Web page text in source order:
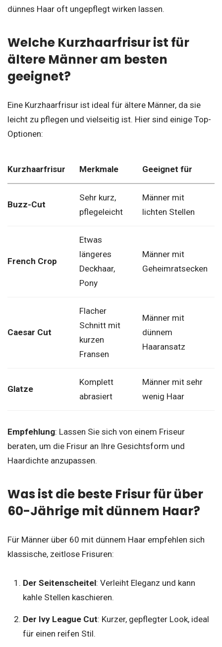
dünnes Haar oft ungepflegt wirken lassen.
Welche Kurzhaarfrisur ist für
ältere Männer am besten
geeignet?
Eine Kurzhaarfrisur ist ideal für ältere Männer, da sie
leicht zu pflegen und vielseitig ist. Hier sind einige Top-
Optionen:
Kurzhaarfrisur Merkmale Geeignet für
Buzz-Cut
Sehr kurz,
pflegeleicht
Männer mit
lichten Stellen
French Crop
Etwas
längeres
Deckhaar,
Pony
Männer mit
Geheimratsecken
Caesar Cut
Flacher
Schnitt mit
kurzen
Fransen
Männer mit
dünnem
Haaransatz
Glatze
Komplett
abrasiert
Männer mit sehr
wenig Haar
Empfehlung: Lassen Sie sich von einem Friseur
beraten, um die Frisur an Ihre Gesichtsform und
Haardichte anzupassen.
Was ist die beste Frisur für über
60-Jährige mit dünnem Haar?
Für Männer über 60 mit dünnem Haar empfehlen sich
klassische, zeitlose Frisuren:
Der Seitenscheitel: Verleiht Eleganz und kann
kahle Stellen kaschieren.
Der Ivy League Cut: Kurzer, gepflegter Look, ideal
für einen reifen Stil.